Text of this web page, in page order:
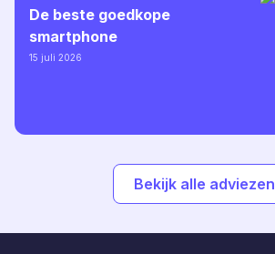
De beste goedkope
smartphone
15 juli 2026
Bekijk alle adviezen